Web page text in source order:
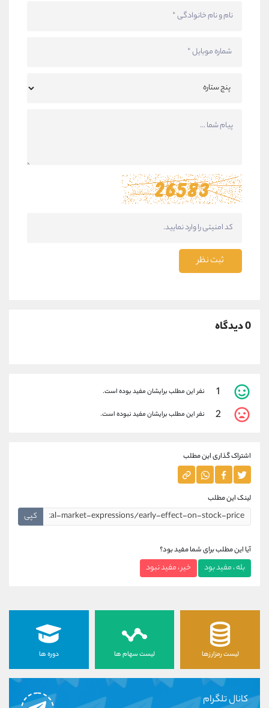
ثبت نظر
0 دیدگاه
1 نفر این مطلب برایشان مفید بوده است.
2 نفر این مطلب برایشان مفید نبوده است.
اشتراک گذاری این مطلب
لینک این مطلب
کپی
آیا این مطلب برای شما مفید بود؟
بله ، مفید بود خیر ، مفید نبود
لیست رمزارزها لیست سهام ها دوره ها
کانال تلگرام